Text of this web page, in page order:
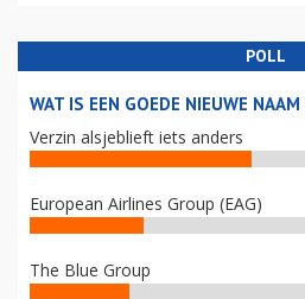
POLL
WAT IS EEN GOEDE NIEUWE
Verzin alsjeblieft iets anders
European Airlines Group (EAG)
The Blue Group